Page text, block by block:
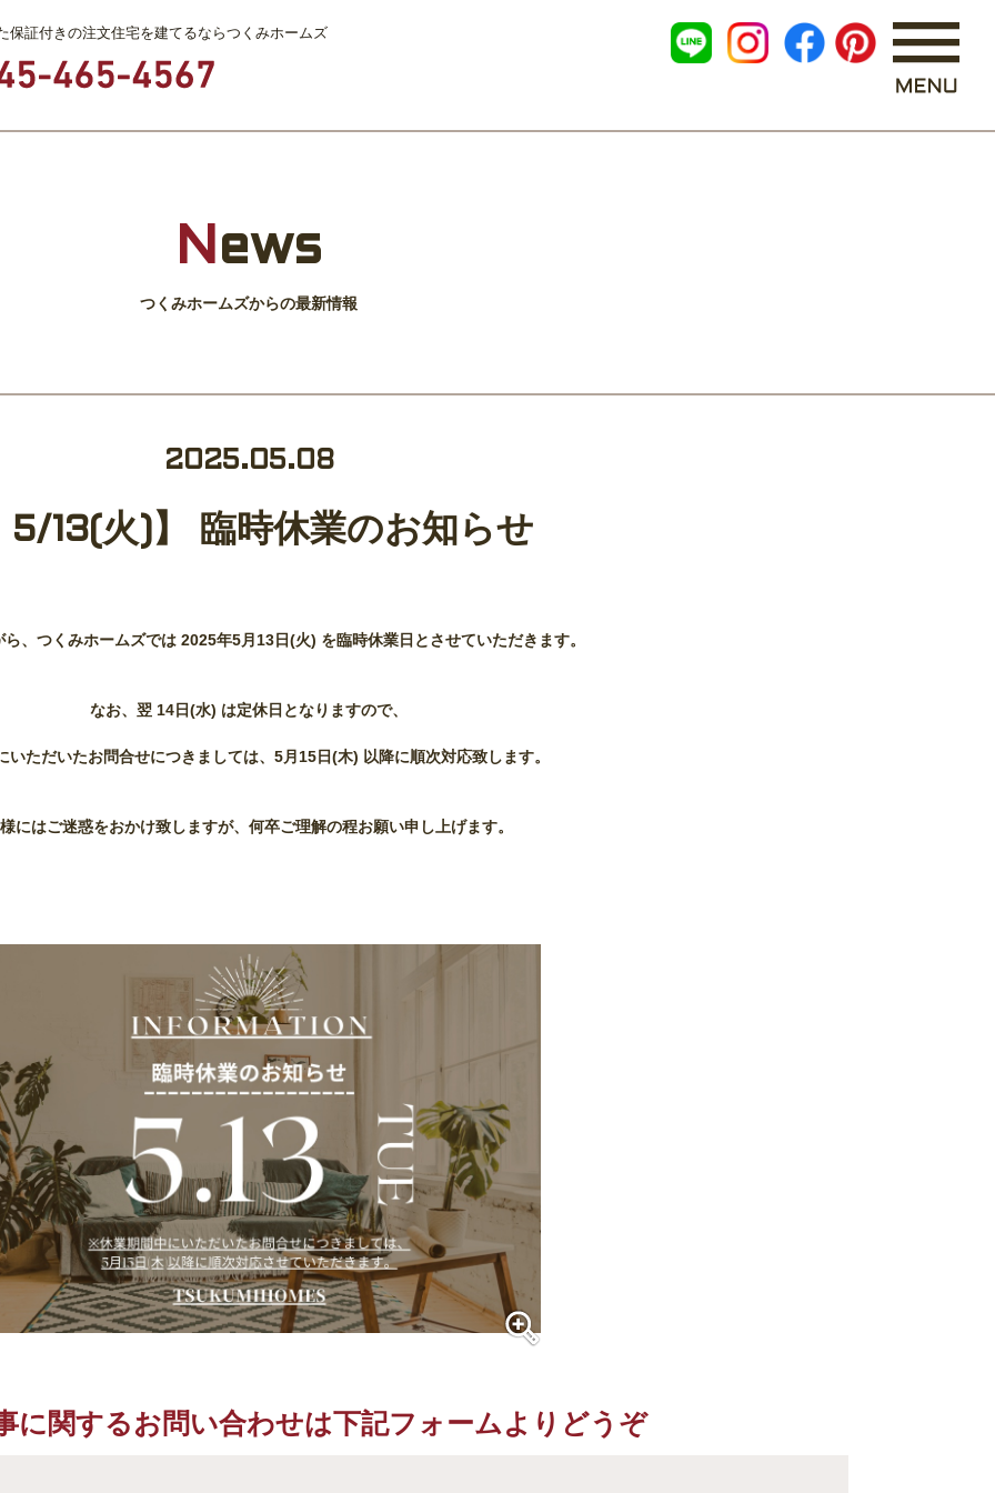
証付きの注文住宅を建てるならつくみホームズ
News
つくみホームズからの最新情報
2025.05.08
5/13(火)】 臨時休業のお知らせ
、つくみホームズでは 2025年5月13日(火) を臨時休業日とさせていただきます。
なお、翌 14日(水) は定休日となりますので、
いただいたお問合せにつきましては、5月15日(木) 以降に順次対応致します。
にはご迷惑をおかけ致しますが、何卒ご理解の程お願い申し上げます。
に関するお問い合わせは下記フォームよりどうぞ